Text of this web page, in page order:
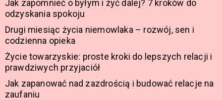
Jak zapomnieć o byłym i żyć dalej? 7 kroków do
odzyskania spokoju
Drugi miesiąc życia niemowlaka – rozwój, sen i
codzienna opieka
Życie towarzyskie: proste kroki do lepszych relacji i
prawdziwych przyjaciół
Jak zapanować nad zazdrością i budować relacje na
zaufaniu